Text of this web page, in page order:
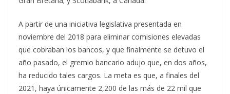
A partir de una iniciativa legislativa presentada en
noviembre del 2018 para eliminar comisiones elevadas
que cobraban los bancos, y que finalmente se detuvo el
año pasado, el gremio bancario adujo que, en dos años,
ha reducido tales cargos. La meta es que, a finales del
2021, haya únicamente 2,200 de las más de 22 mil que